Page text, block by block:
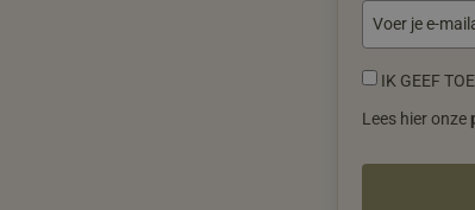
IK GEEF
Lees hier onze